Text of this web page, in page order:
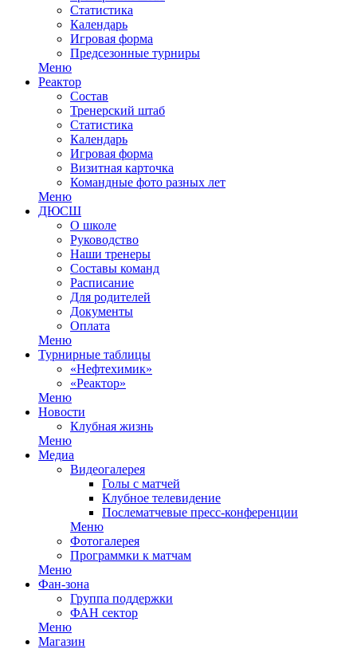
Статистика
Календарь
Игровая форма
Предсезонные турниры
Меню
Реактор
Состав
Тренерский штаб
Статистика
Календарь
Игровая форма
Визитная карточка
Командные фото разных лет
Меню
ДЮСШ
О школе
Руководство
Наши тренеры
Составы команд
Расписание
Для родителей
Документы
Оплата
Меню
Турнирные таблицы
«Нефтехимик»
«Реактор»
Меню
Новости
Клубная жизнь
Меню
Медиа
Видеогалерея
Голы с матчей
Клубное телевидение
Послематчевые пресс-конференции
Меню
Фотогалерея
Программки к матчам
Меню
Фан-зона
Группа поддержки
ФАН сектор
Меню
Магазин